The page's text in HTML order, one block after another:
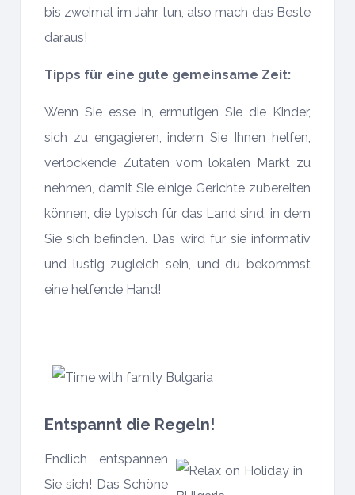
bis zweimal im Jahr tun, also mach das Beste
daraus!
Tipps für eine gute gemeinsame Zeit:
Wenn Sie esse in, ermutigen Sie die Kinder,
sich zu engagieren, indem Sie Ihnen helfen,
verlockende Zutaten vom lokalen Markt zu
nehmen, damit Sie einige Gerichte zubereiten
können, die typisch für das Land sind, in dem
Sie sich befinden. Das wird für sie informativ
und lustig zugleich sein, und du bekommst
eine helfende Hand!
Entspannt die Regeln!
Endlich entspannen
Sie sich! Das Schöne